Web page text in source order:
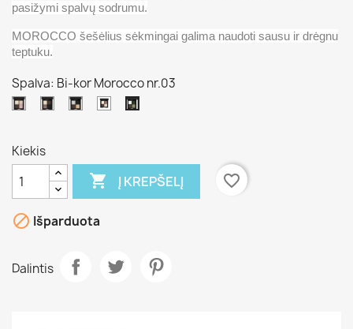
pasižymi spalvų sodrumu.
MOROCCO šešėlius sėkmingai galima naudoti sausu ir drėgnu
teptuku.
Spalva: Bi-kor Morocco nr.03
Bi-
nr.4
Bi-
Bi-
Bi-
Kiekis
 Į KREPŠELĮ favorite_border
 Išparduota
Dalintis